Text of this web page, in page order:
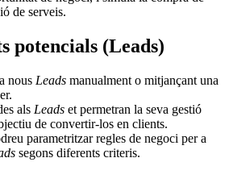
de serveis.
potencials (Leads)
nous Leads manualment o mitjançant una
als Leads et permetran la seva gestió
de convertir-los en clients.
parametritzar regles de negoci per a
segons diferents criteris.